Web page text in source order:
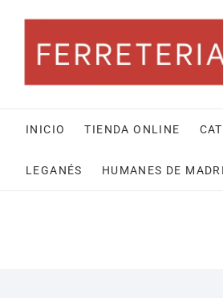
contenido
INICIO TIENDA ONLINE
LEGANÉS HUMANES DE